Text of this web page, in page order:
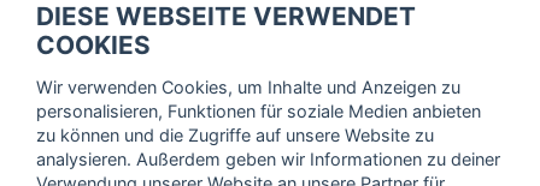
Trage dich hier für unseren Newsletter ein und erhalte regelmäßig
Ich stimme der Verarbeitung meiner Daten, wie in der
DIESE WEBSEITE VERWENDET
COOKIES
Wir verwenden Cookies, um Inhalte und Anzeigen zu
personalisieren, Funktionen für soziale Medien anbieten
zu können und die Zugriffe auf unsere Website zu
analysieren. Außerdem geben wir Informationen zu deiner